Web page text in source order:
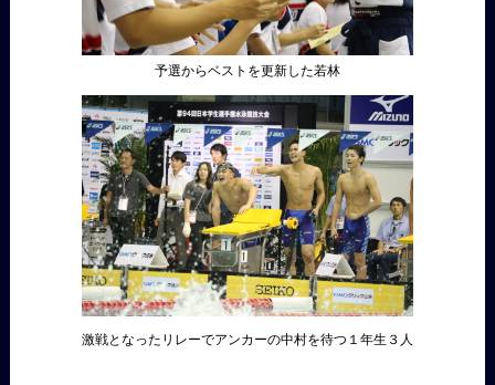
予選からベストを更新した若林
激戦となったリレーでアンカーの中村を待つ１年生３人